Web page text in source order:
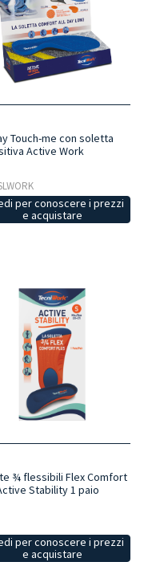
Touch-me con soletta
Active Work
per conoscere i prezzi
e acquistare
¾ flessibili Flex Comfort
Stability 1 paio
per conoscere i prezzi
e acquistare